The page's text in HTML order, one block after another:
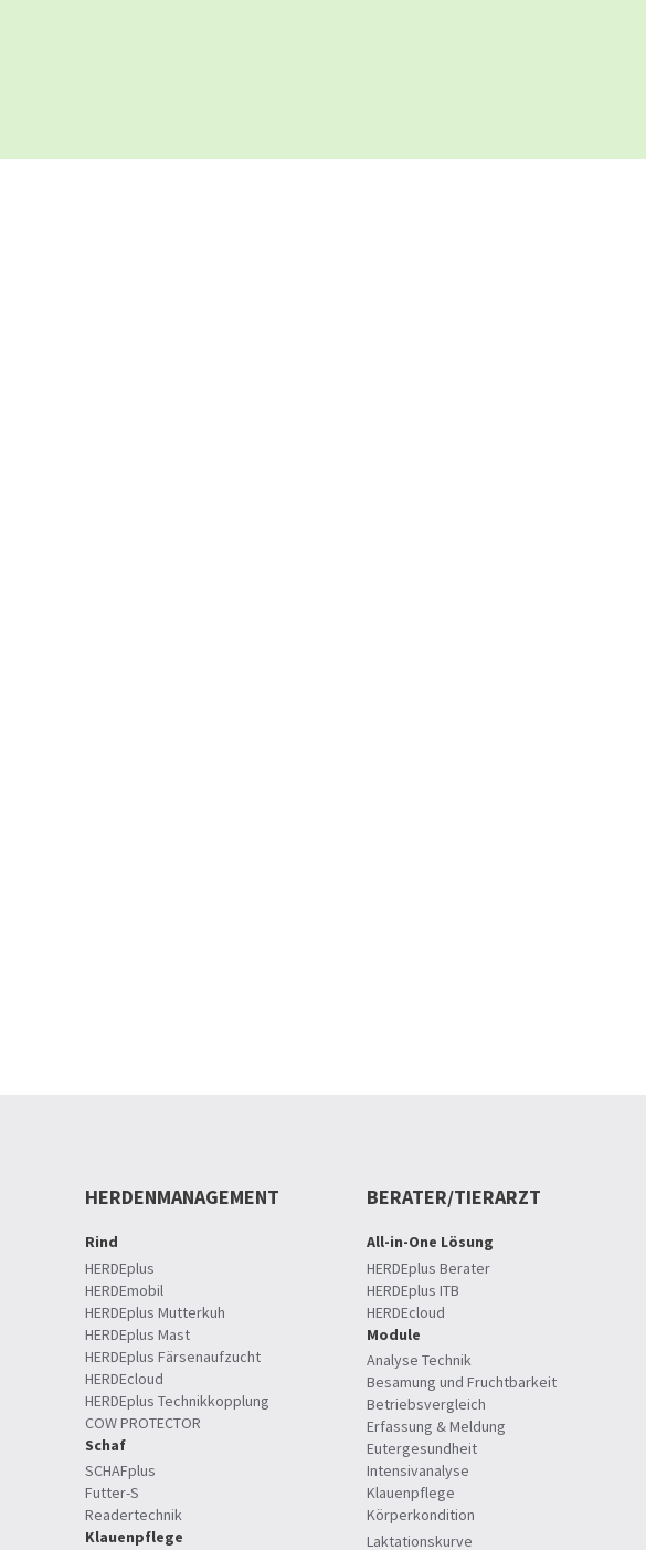
HERDENMANAGEMENT
Rind
HERDEplus
HERDEmobil
HERDEplus Mutterkuh
HERDEplus Mast
HERDEplus Färsenaufzucht
HERDEcloud
HERDEplus Technikkopplung
COW PROTECTOR
Schaf
SCHAFplus
Futter-S
Readertechnik
Klauenpflege
BERATER/TIERARZT
All-in-One Lösung
HERDEplus Berater
HERDEplus ITB
HERDEcloud
Module
Analyse Technik
Besamung und Fruchtbarkeit
Betriebsvergleich
Erfassung & Meldung
Eutergesundheit
Intensivanalyse
Klauenpflege
Körperkondition
Laktationskurve